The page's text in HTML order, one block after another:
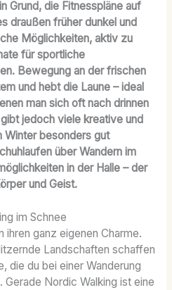
Grund, die Fitnesspläne auf
draußen früher dunkel und
Möglichkeiten, aktiv zu
für sportliche
Bewegung an der frischen
und hebt die Laune – ideal
man sich oft nach drinnen
jedoch viele kreative und
Winter besonders gut
über Wandern im
in der Halle – der
und Geist.
im Schnee
ihren ganz eigenen Charme.
Landschaften schaffen
die du bei einer Wanderung
Nordic Walking ist eine